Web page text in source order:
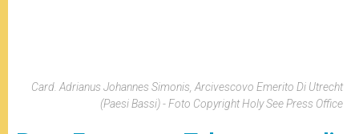
Card. Adrianus Johannes Simonis, Arcivescovo Emerito Di Utrecht
(Paesi Bassi) - Foto Copyright Holy See Press Office